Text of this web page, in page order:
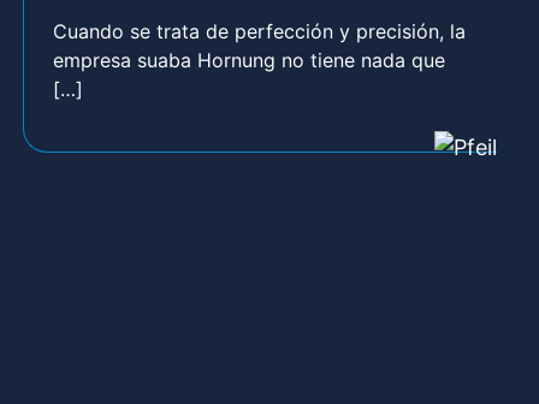
Cuando se trata de perfección y precisión, la
empresa suaba Hornung no tiene nada que
[…]